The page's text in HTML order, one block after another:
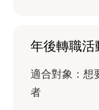
年後轉職活
適合對象：想
者